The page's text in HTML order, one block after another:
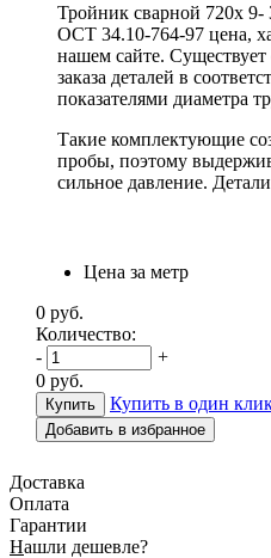
Тройник сварной 720х 9-
ОСТ 34.10-764-97 цена,
нашем сайте.
заказа деталей в
показателями диаметра
Такие комплектующие
пробы, поэтому
сильное давление.
Цена за метр
0 руб.
Количество:
-
+
0 руб.
Купить в один
Добавить в избранное
Доставка
Оплата
Гарантии
Нашли дешевле?